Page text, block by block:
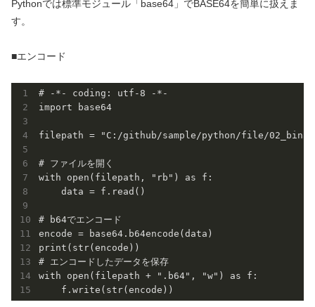
Pythonでは標準モジュール「base64」でBASE64を簡単に扱えま
す。
■エンコード
# -*- coding: utf-8 -*-
import base64
filepath = "C:/github/sample/python/file/
# ファイルを開く
with open(filepath, "rb") as f:
    data = f.read()
# b64でエンコード
encode = base64.b64encode(data)
print(str(encode))
# エンコードしたデータを保存
with open(filepath + ".b64", "w") as f: